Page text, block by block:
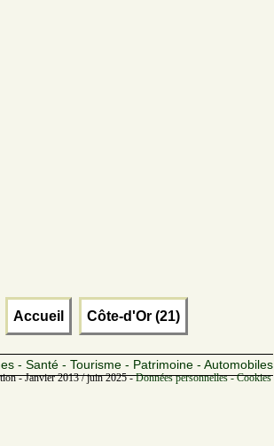
Accueil Côte-d'Or (21)
- Santé - Tourisme - Patrimoine - Automobiles
- Janvier 2013 / juin 2025 -Données personnelles -